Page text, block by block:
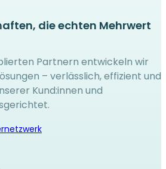
die echten Mehrwert
Partnern entwickeln wir
– verlässlich, effizient und
Kund:innen und